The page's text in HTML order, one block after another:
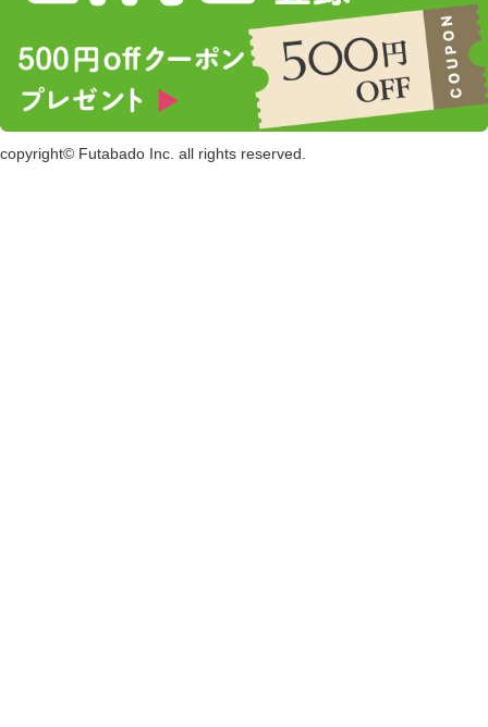
copyright© Futabado Inc. all rights reserved.